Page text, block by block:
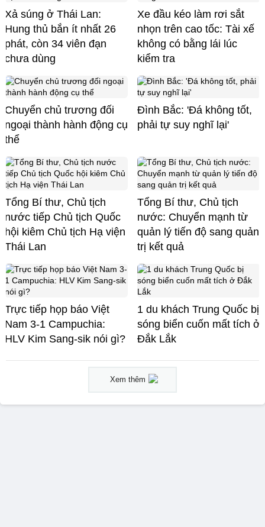
Xả súng ở Thái Lan:
Hung thủ bắn ít nhất 26
phát, còn 34 viên đạn
chưa dùng
Xe đầu kéo làm rơi sắt
nhọn trên cao tốc: Tài xế
không có bằng lái lúc
kiểm tra
Chuyển chủ trương đối
ngoại thành hành động cụ
thể
Đình Bắc: 'Đá không tốt,
phải tự suy nghĩ lại'
Tổng Bí thư, Chủ tịch
nước tiếp Chủ tịch Quốc
hội kiêm Chủ tịch Hạ viện
Thái Lan
Tổng Bí thư, Chủ tịch
nước: Chuyển mạnh từ
quản lý tiến độ sang quản
trị kết quả
Trực tiếp họp báo Việt
Nam 3-1 Campuchia:
HLV Kim Sang-sik nói gì?
1 du khách Trung Quốc bị
sóng biển cuốn mất tích ở
Đắk Lắk
Xem thêm